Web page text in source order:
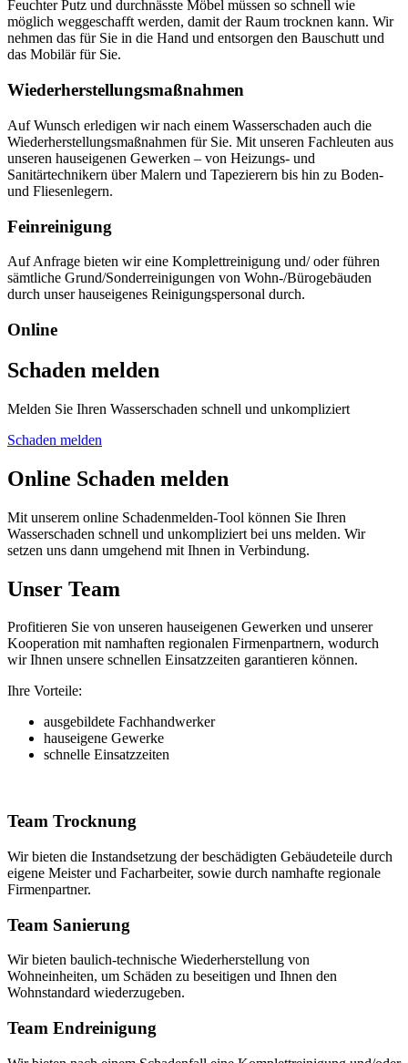
Feuchter Putz und durchnässte Möbel müssen so schnell wie
möglich weggeschafft werden, damit der Raum trocknen kann. Wir
nehmen das für Sie in die Hand und entsorgen den Bauschutt und
das Mobilär für Sie.
Wiederherstellungsmaßnahmen
Auf Wunsch erledigen wir nach einem Wasserschaden auch die
Wiederherstellungsmaßnahmen für Sie. Mit unseren Fachleuten aus
unseren hauseigenen Gewerken – von Heizungs- und
Sanitärtechnikern über Malern und Tapezierern bis hin zu Boden-
und Fliesenlegern.
Feinreinigung
Auf Anfrage bieten wir eine Komplettreinigung und/ oder führen
sämtliche Grund/Sonderreinigungen von Wohn-/Bürogebäuden
durch unser hauseigenes Reinigungspersonal durch.
Online
Schaden melden
Melden Sie Ihren Wasserschaden schnell und unkompliziert
Schaden melden
Online Schaden melden
Mit unserem online Schadenmelden-Tool können Sie Ihren
Wasserschaden schnell und unkompliziert bei uns melden. Wir
setzen uns dann umgehend mit Ihnen in Verbindung.
Unser Team
Profitieren Sie von unseren hauseigenen Gewerken und unserer
Kooperation mit namhaften regionalen Firmenpartnern, wodurch
wir Ihnen unsere schnellen Einsatzzeiten garantieren können.
Ihre Vorteile:
ausgebildete Fachhandwerker
hauseigene Gewerke
schnelle Einsatzzeiten
Team Trocknung
Wir bieten die Instandsetzung der beschädigten Gebäudeteile durch
eigene Meister und Facharbeiter, sowie durch namhafte regionale
Firmenpartner.
Team Sanierung
Wir bieten baulich-technische Wiederherstellung von
Wohneinheiten, um Schäden zu beseitigen und Ihnen den
Wohnstandard wiederzugeben.
Team Endreinigung